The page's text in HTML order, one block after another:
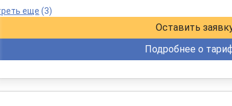
еще (3)
Оставить
Подробнее о